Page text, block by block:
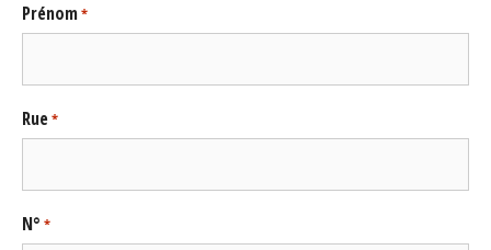
Prénom*
Rue*
N° *